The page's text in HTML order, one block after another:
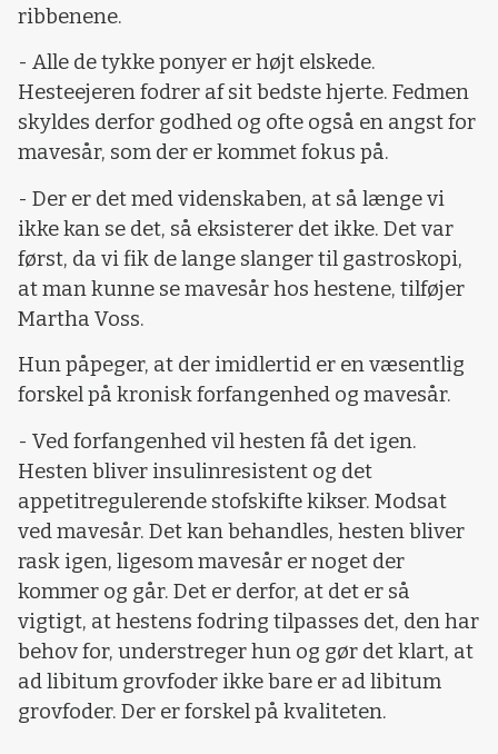
ribbenene.
- Alle de tykke ponyer er højt elskede.
Hesteejeren fodrer af sit bedste hjerte. Fedmen
skyldes derfor godhed og ofte også en angst for
mavesår, som der er kommet fokus på.
- Der er det med videnskaben, at så længe vi
ikke kan se det, så eksisterer det ikke. Det var
først, da vi fik de lange slanger til gastroskopi,
at man kunne se mavesår hos hestene, tilføjer
Martha Voss.
Hun påpeger, at der imidlertid er en væsentlig
forskel på kronisk forfangenhed og mavesår.
- Ved forfangenhed vil hesten få det igen.
Hesten bliver insulinresistent og det
appetitregulerende stofskifte kikser. Modsat
ved mavesår. Det kan behandles, hesten bliver
rask igen, ligesom mavesår er noget der
kommer og går. Det er derfor, at det er så
vigtigt, at hestens fodring tilpasses det, den har
behov for, understreger hun og gør det klart, at
ad libitum grovfoder ikke bare er ad libitum
grovfoder. Der er forskel på kvaliteten.